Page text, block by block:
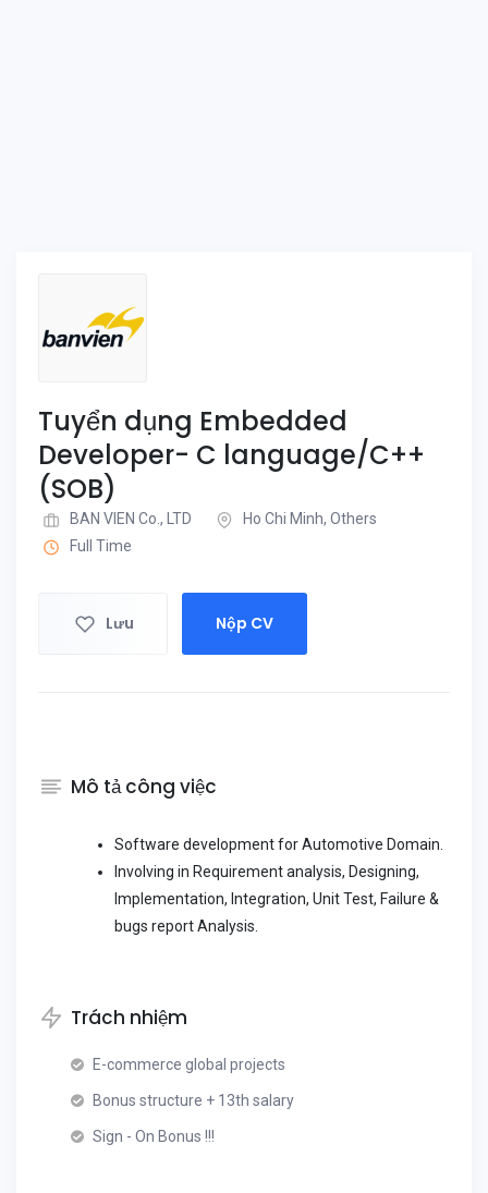
Tuyển dụng Embedded
Developer- C language/C++
(SOB)
BAN VIEN Co., LTD
Ho Chi Minh, Others
Full Time
Lưu Nộp CV
Mô tả công việc
Software development for Automotive Domain.
Involving in Requirement analysis, Designing,
Implementation, Integration, Unit Test, Failure &
bugs report Analysis.
Trách nhiệm
E-commerce global projects
Bonus structure + 13th salary
Sign - On Bonus !!!